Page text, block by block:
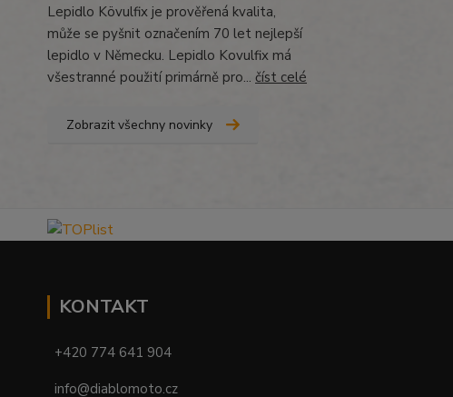
Lepidlo Kövulfix je prověřená kvalita,
může se pyšnit označením 70 let nejlepší
lepidlo v Německu. Lepidlo Kovulfix má
všestranné použití primárně pro... číst celé
Zobrazit všechny novinky
KONTAKT
+420 774 641 904
info@diablomoto.cz